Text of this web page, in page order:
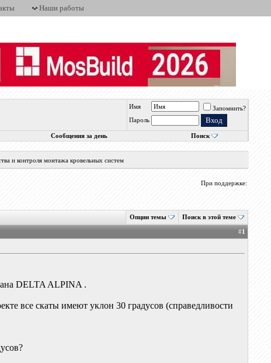
Наши работы
Имя
Запомнить?
Пароль
Сообщения за день Поиск
и контроля монтажа кровельных систем
При поддержке:
Опции темы Поиск в этой теме
#1
DELTA ALPINA .
все скаты имеют уклон 30 градусов (справедливости